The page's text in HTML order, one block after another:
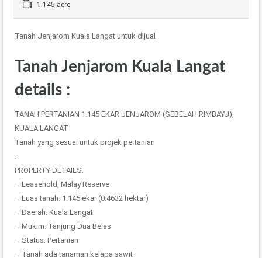
1.145 acre
Tanah Jenjarom Kuala Langat untuk dijual
Tanah Jenjarom Kuala Langat
details :
TANAH PERTANIAN 1.145 EKAR JENJAROM (SEBELAH RIMBAYU),
KUALA LANGAT
Tanah yang sesuai untuk projek pertanian
.
PROPERTY DETAILS:
– Leasehold, Malay Reserve
– Luas tanah: 1.145 ekar (0.4632 hektar)
– Daerah: Kuala Langat
– Mukim: Tanjung Dua Belas
– Status: Pertanian
– Tanah ada tanaman kelapa sawit